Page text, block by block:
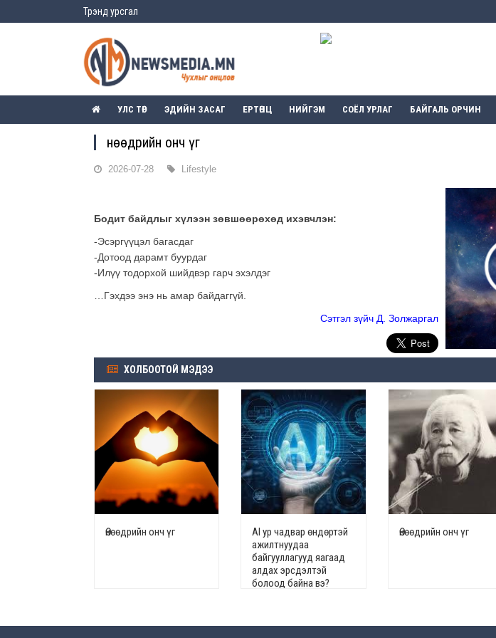
Трэнд урсгал
УЛС ТӨР ЭДИЙН ЗАСАГ ЕРТӨНЦ НИЙГЭМ СОЁЛ УРЛАГ БАЙГАЛЬ ОРЧИН
Өнөөдрийн онч үг
2026-07-28 Lifestyle
Бодит байдлыг хүлээн зөвшөөрөхөд ихэвчлэн:
-Эсэргүүцэл багасдаг
-Дотоод дарамт буурдаг
-Илүү тодорхой шийдвэр гарч эхэлдэг
…Гэхдээ энэ нь амар байдаггүй.
Сэтгэл зүйч Д. Золжаргал
ХОЛБООТОЙ МЭДЭЭ
Өнөөдрийн онч үг
AI ур чадвар өндөртэй
ажилтнуудаа
байгууллагууд яагаад
алдах эрсдэлтэй
болоод байна вэ?
Өнөөдрийн онч үг